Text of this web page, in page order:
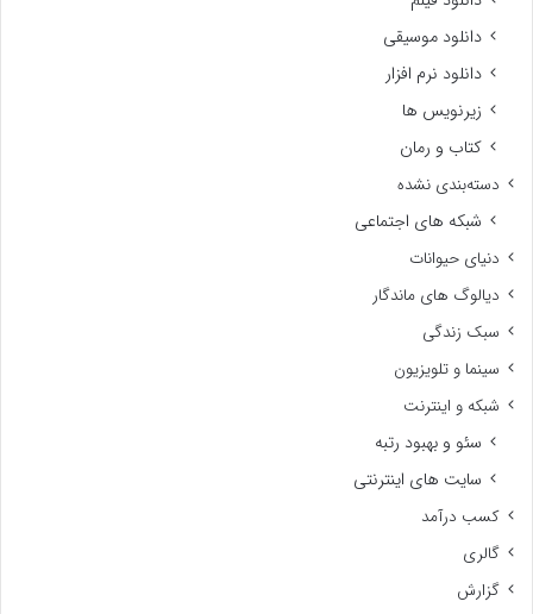
دانلود موسیقی
دانلود نرم افزار
زیرنویس ها
کتاب و رمان
دسته‌بندی نشده
شبکه های اجتماعی
دنیای حیوانات
دیالوگ های ماندگار
سبک زندگی
سینما و تلویزیون
شبکه و اینترنت
سئو و بهبود رتبه
سایت های اینترنتی
کسب درآمد
گالری
گزارش